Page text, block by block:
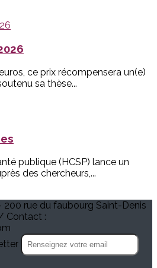
ce prix récompensera un(e)
sa thèse...
publique (HCSP) lance un
des chercheurs,...
rue du faubourg Saint-Denis
Contact :